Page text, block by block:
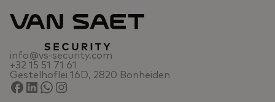
info@vs-security.com
+32 15 51 71 61
Gestelhoflei 16D, 2820 Bonheiden